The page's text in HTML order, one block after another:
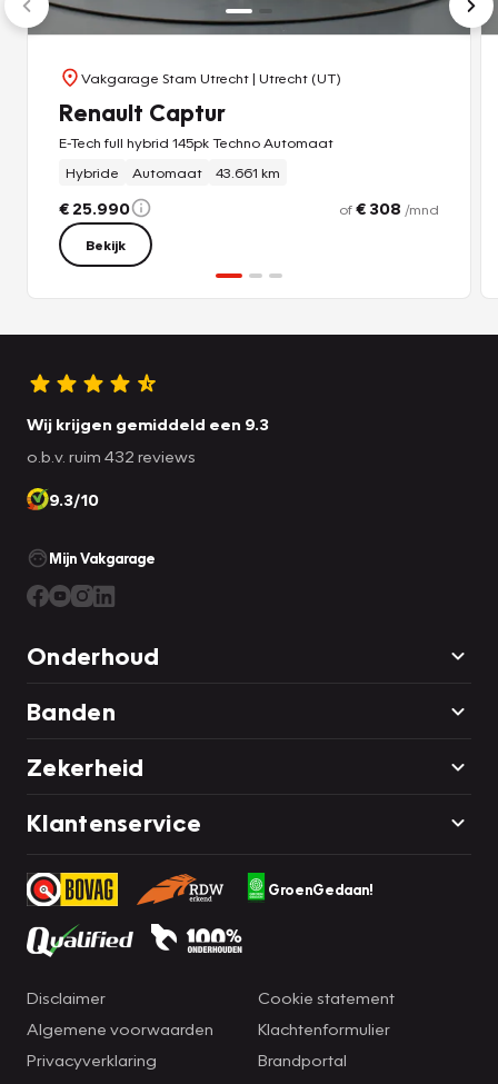
Vakgarage Stam Utrecht| Utrecht (UT)
Renault Captur
E-Tech full hybrid 145pk Techno Automaat
Hybride
Automaat 43.661 km
€ 25.990 of€ 308 /mnd
Bekijk
Wij krijgen gemiddeld een 9.3
o.b.v. ruim 432 reviews
9.3/10
Mijn Vakgarage
Onderhoud
Banden
Zekerheid
Klantenservice
GroenGedaan!
Disclaimer
Algemene voorwaarden
Privacyverklaring
Cookie statement
Klachtenformulier
Brandportal